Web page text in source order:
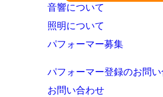
音響について
照明について
パフォーマー募集
パフォーマー登録のお問
お問い合わせ